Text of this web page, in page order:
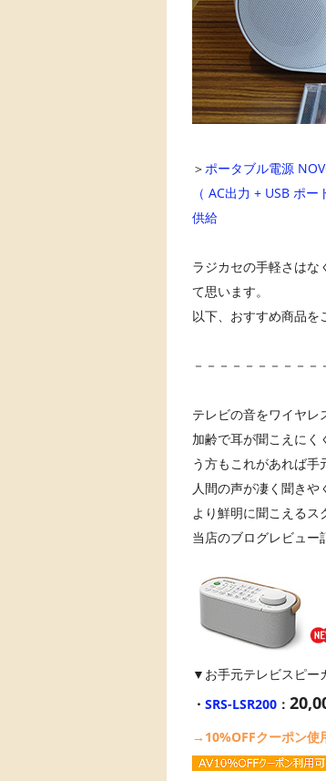
＞ポータブル電源
（ AC出力 + USB ポ
供給
ラジカセの手軽さはな
て思います。
以下、おすすめ商品
－－－－－－－－－
テレビの音をワイヤレ
加齢で耳が聞こえにく
う方もこれがあれば手
人間の声が凄く聞き
より鮮明に聞こえるス
当店のブログレビュー
▼お手元テレビスピー
・ SRS-LSR200：
→10%OFFクーポン使